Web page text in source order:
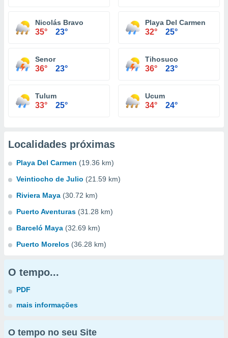
Nicolás Bravo
35° 23°
Playa Del Carmen
32° 25°
Senor
36° 23°
Tihosuco
36° 23°
Tulum
33° 25°
Ucum
34° 24°
Localidades próximas
Playa Del Carmen (19.36 km)
Veintiocho de Julio (21.59 km)
Riviera Maya (30.72 km)
Puerto Aventuras (31.28 km)
Barceló Maya (32.69 km)
Puerto Morelos (36.28 km)
O tempo...
PDF
mais informações
O tempo no seu Site